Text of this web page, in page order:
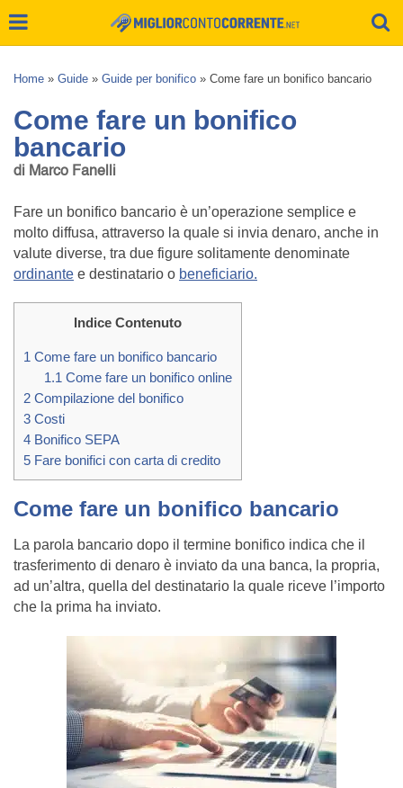
Home » Guide » Guide per bonifico » Come fare un bonifico bancario
Come fare un bonifico
bancario
di Marco Fanelli
Fare un bonifico bancario è un’operazione semplice e
molto diffusa, attraverso la quale si invia denaro, anche in
valute diverse, tra due figure solitamente denominate
ordinante e destinatario o beneficiario.
Indice Contenuto
1 Come fare un bonifico bancario
1.1 Come fare un bonifico online
2 Compilazione del bonifico
3 Costi
4 Bonifico SEPA
5 Fare bonifici con carta di credito
Come fare un bonifico bancario
La parola bancario dopo il termine bonifico indica che il
trasferimento di denaro è inviato da una banca, la propria,
ad un’altra, quella del destinatario la quale riceve l’importo
che la prima ha inviato.